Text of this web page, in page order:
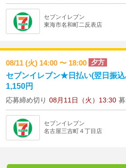
セブンイレブン
東海市名和町二反表店
08/11 (火) 14:00 〜 18:00 夕方
セブンイレブン★日払い(翌日振
1,150円
応募締め切り 08月11日（火）13:30
セブンイレブン
名古屋三吉町４丁目店